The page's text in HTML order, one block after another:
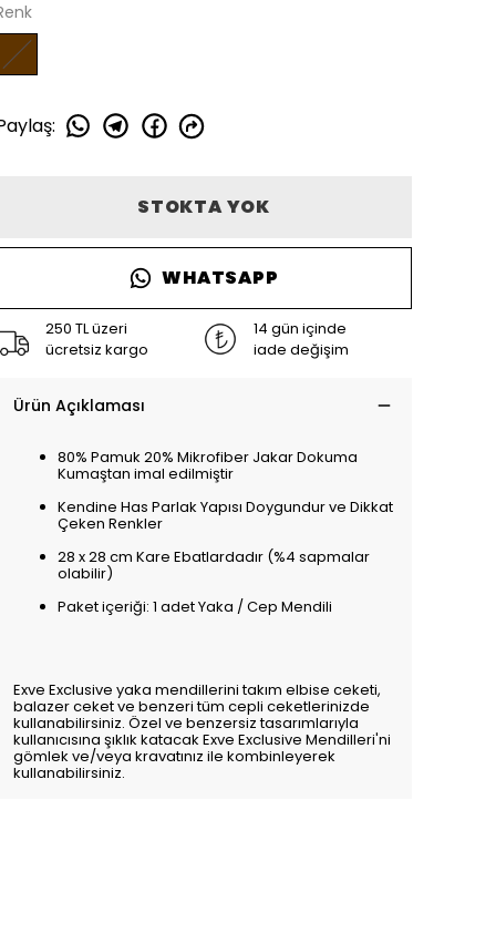
:
STOKTA YOK
WHATSAPP
250 TL üzeri
ücretsiz kargo
14 gün içinde
iade değişim
Ürün Açıklaması
80% Pamuk 20% Mikrofiber Jakar Dokuma
Kumaştan imal edilmiştir
Kendine Has Parlak Yapısı Doygundur ve Dikkat
Çeken Renkler
28 x 28 cm Kare Ebatlardadır (%4 sapmalar
olabilir)
Paket içeriği: 1 adet Yaka / Cep Mendili
Exve Exclusive yaka mendillerini takım elbise ceketi,
balazer ceket ve benzeri tüm cepli ceketlerinizde
kullanabilirsiniz. Özel ve benzersiz tasarımlarıyla
kullanıcısına şıklık katacak Exve Exclusive Mendilleri'ni
gömlek ve/veya kravatınız ile kombinleyerek
kullanabilirsiniz.